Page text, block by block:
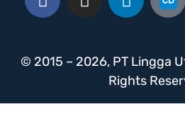
© 2015 – 2026, PT Lingga
Rights